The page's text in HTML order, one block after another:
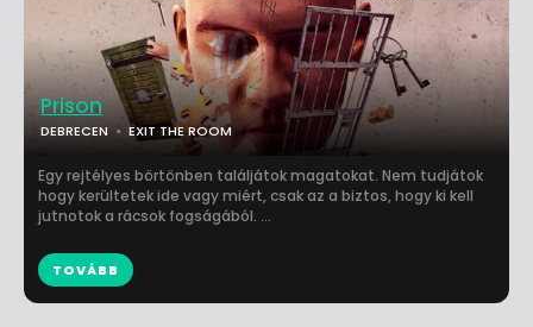
Prison
DEBRECEN EXIT THE ROOM
Egy rejtélyes börtönben találjátok magatokat. Nem tudjátok
hogy kerültetek ide vagy miért, csak az a biztos, hogy ki kell
jutnotok a rácsok fogságából. ...
TOVÁBB